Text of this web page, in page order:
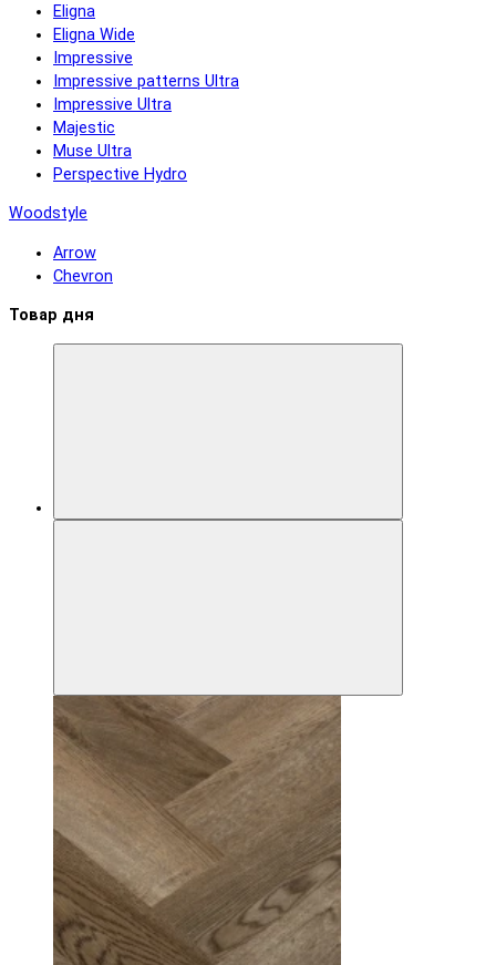
Eligna
Eligna Wide
Impressive
Impressive patterns Ultra
Impressive Ultra
Majestic
Muse Ultra
Perspective Hydro
Woodstyle
Arrow
Chevron
Товар дня